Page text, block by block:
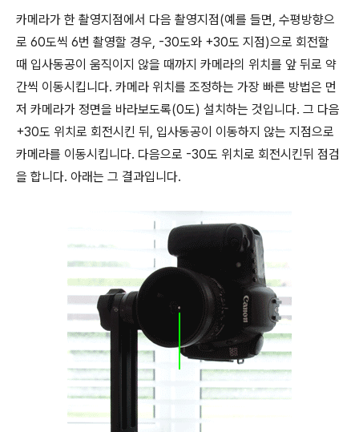
카메라가 한 촬영지점에서 다음 촬영지점(예를 들면, 수평방향으
로 60도씩 6번 촬영할 경우, -30도와 +30도 지점)으로 회전할
때 입사동공이 움직이지 않을 때까지 카메라의 위치를 앞 뒤로 약
간씩 이동시킵니다. 카메라 위치를 조정하는 가장 빠른 방법은 먼
저 카메라가 정면을 바라보도록(0도) 설치하는 것입니다. 그 다음
+30도 위치로 회전시킨 뒤, 입사동공이 이동하지 않는 지점으로
카메라를 이동시킵니다. 다음으로 -30도 위치로 회전시킨뒤 점검
을 합니다. 아래는 그 결과입니다.